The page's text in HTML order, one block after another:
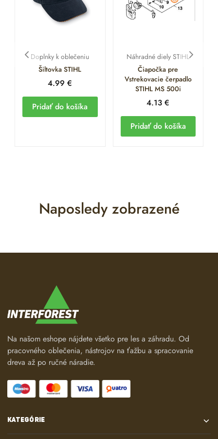
Doplnky k oblečeniu
Šiltovka STIHL
4.99€
Pridať do košíka
Náhradné diely STIHL
Čiapočka pre
Vstrekovacie čerpadlo
STIHL MS 500i
4.13€
Pridať do košíka
Naposledy zobrazené
Na našom eshope nájdete všetko pre les a záhradu. Od
pracovného oblečenia, nástrojov na ťažbu a spracovanie
dreva až po ručné náradie.
KATEGÓRIE